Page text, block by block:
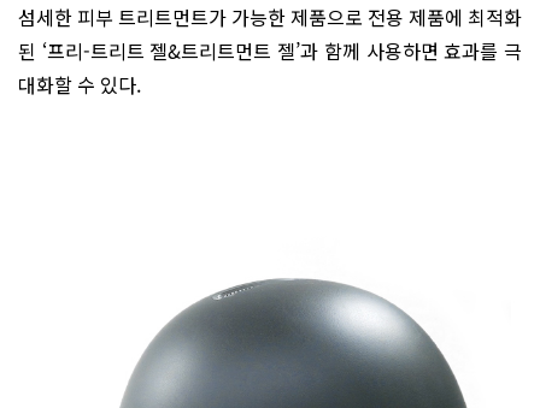
섬세한 피부 트리트먼트가 가능한 제품으로 전용 제품에 최적화
된 ‘프리-트리트 젤&트리트먼트 젤’과 함께 사용하면 효과를 극
대화할 수 있다.